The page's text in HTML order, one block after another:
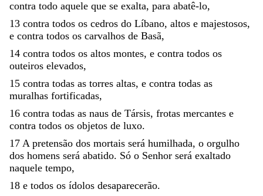
contra todo aquele que se exalta, para abatê-lo,
13 contra todos os cedros do Líbano, altos e majestosos,
e contra todos os carvalhos de Basã,
14 contra todos os altos montes, e contra todos os
outeiros elevados,
15 contra todas as torres altas, e contra todas as
muralhas fortificadas,
16 contra todas as naus de Társis, frotas mercantes e
contra todos os objetos de luxo.
17 A pretensão dos mortais será humilhada, o orgulho
dos homens será abatido. Só o Senhor será exaltado
naquele tempo,
18 e todos os ídolos desaparecerão.